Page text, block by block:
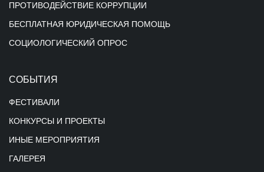
ПРОТИВОДЕЙСТВИЕ КОРРУПЦИИ
БЕСПЛАТНАЯ ЮРИДИЧЕСКАЯ ПОМОЩЬ
СОЦИОЛОГИЧЕСКИЙ ОПРОС
СОБЫТИЯ
ФЕСТИВАЛИ
КОНКУРСЫ И ПРОЕКТЫ
ИНЫЕ МЕРОПРИЯТИЯ
ГАЛЕРЕЯ